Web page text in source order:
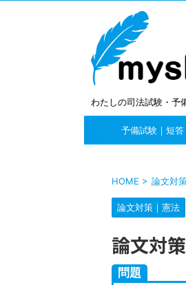
わたしの司法試験・予
予備試験｜短答
HOME > 論文対
論文対策｜憲法
論文対
問題